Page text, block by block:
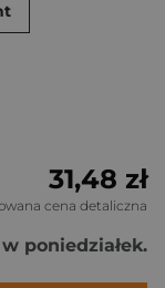
31,48 zł
cena detaliczna
poniedziałek.